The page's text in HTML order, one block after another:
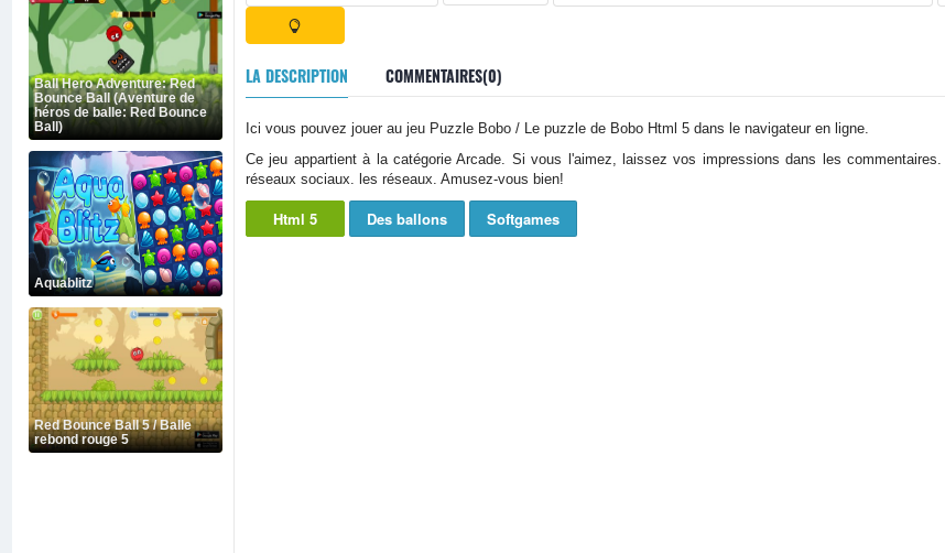
Ball Hero Adventure: Red
Bounce Ball (Aventure de
héros de balle: Red Bounce
Ball)
Aquablitz
Red Bounce Ball 5 / Balle
rebond rouge 5
LA DESCRIPTION COMMENTAIRES(0)
Ici vous pouvez jouer au jeu Puzzle Bobo / Le puzzle de Bobo Html 5 dans le navigateur en ligne.
Ce jeu appartient à la catégorie Arcade. Si vous l'aimez, laissez vos impressions dans les
réseaux sociaux. les réseaux. Amusez-vous bien!
Html 5 Des ballons Softgames